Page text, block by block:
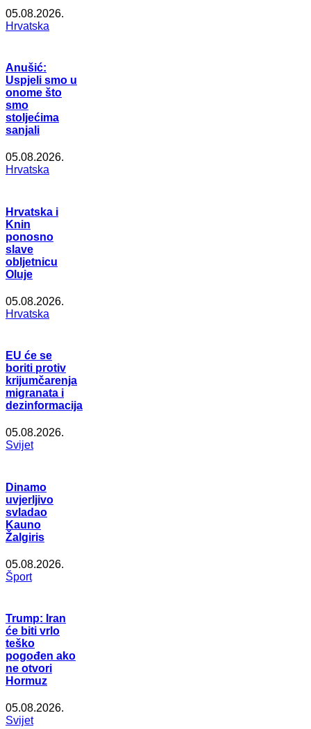
05.08.2026.
Hrvatska
Anušić:
Uspjeli smo u
onome što
smo
stoljećima
sanjali
05.08.2026.
Hrvatska
Hrvatska i
Knin
ponosno
slave
obljetnicu
Oluje
05.08.2026.
Hrvatska
EU će se
boriti protiv
krijumčarenja
migranata i
dezinformacija
05.08.2026.
Svijet
Dinamo
uvjerljivo
svladao
Kauno
Žalgiris
05.08.2026.
Šport
Trump: Iran
će biti vrlo
teško
pogođen ako
ne otvori
Hormuz
05.08.2026.
Svijet